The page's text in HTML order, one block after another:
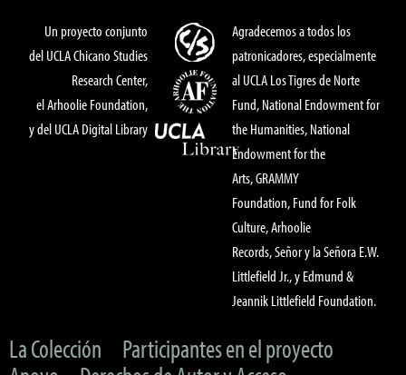
Un proyecto conjunto
del UCLA Chicano Studies
Research Center,
el Arhoolie Foundation,
y del UCLA Digital Library
Agradecemos a todos los
patronicadores, especialmente
al UCLA Los Tigres de Norte
Fund, National Endowment for
the Humanities, National
Endowment for the
Arts, GRAMMY
Foundation, Fund for Folk
Culture, Arhoolie
Records, Señor y la Señora E.W.
Littlefield Jr., y Edmund &
Jeannik Littlefield Foundation.
La Colección
Participantes en el proyecto